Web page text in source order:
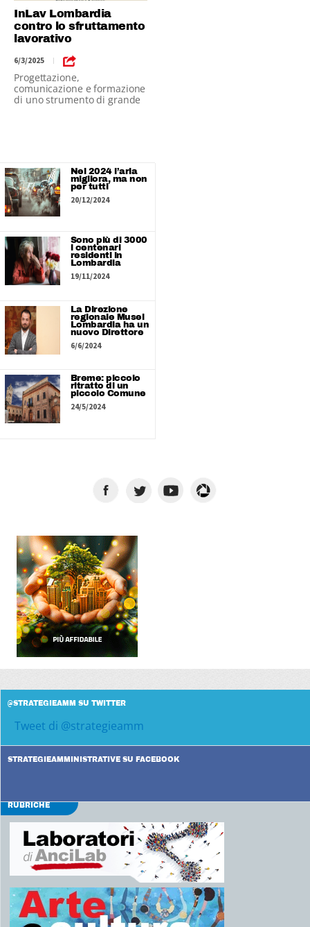
InLav Lombardia
contro lo sfruttamento
lavorativo
6/3/2025 |
Progettazione,
comunicazione e formazione
di uno strumento di grande
Nel 2024 l’aria
migliora, ma non
per tutti
20/12/2024
Sono più di 3000
i centenari
residenti in
Lombardia
19/11/2024
La Direzione
regionale Musei
Lombardia ha un
nuovo Direttore
6/6/2024
Breme: piccolo
ritratto di un
piccolo Comune
24/5/2024
@STRATEGIEAMM SU TWITTER
Tweet di @strategieamm
STRATEGIEAMMINISTRATIVE SU FACEBOOK
RUBRICHE